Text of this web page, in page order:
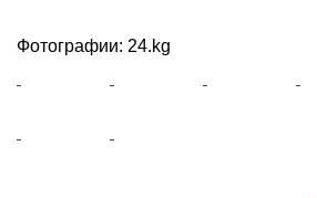
Фотографии: 24.kg